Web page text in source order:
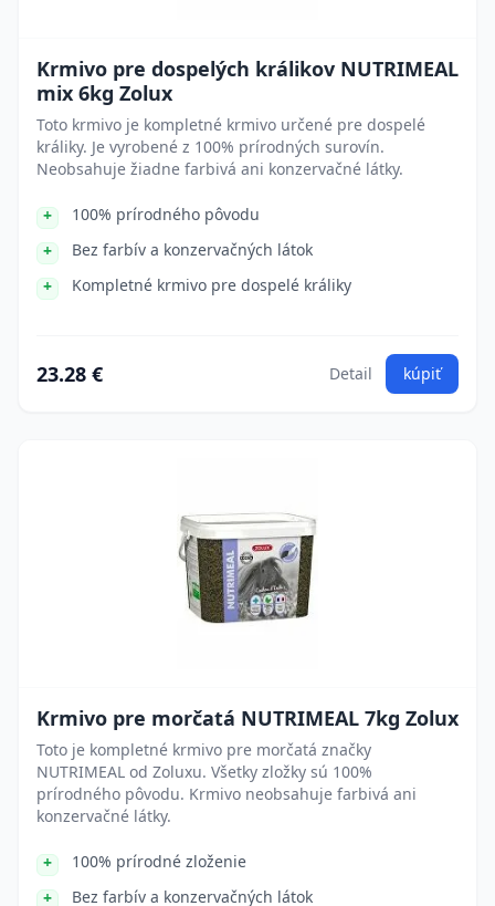
Krmivo pre dospelých králikov NUTRIMEAL
mix 6kg Zolux
Toto krmivo je kompletné krmivo určené pre dospelé
králiky. Je vyrobené z 100% prírodných surovín.
Neobsahuje žiadne farbivá ani konzervačné látky.
100% prírodného pôvodu
Bez farbív a konzervačných látok
Kompletné krmivo pre dospelé králiky
23.28 € Detail kúpiť
Krmivo pre morčatá NUTRIMEAL 7kg Zolux
Toto je kompletné krmivo pre morčatá značky
NUTRIMEAL od Zoluxu. Všetky zložky sú 100%
prírodného pôvodu. Krmivo neobsahuje farbivá ani
konzervačné látky.
100% prírodné zloženie
Bez farbív a konzervačných látok